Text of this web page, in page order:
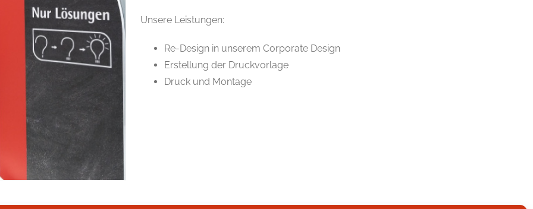
Unsere Leistungen:
Re-Design in unserem Corporate Design
Erstellung der Druckvorlage
Druck und Montage